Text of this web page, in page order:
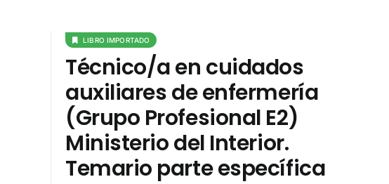
LIBRO IMPORTADO
Técnico/a en cuidados
auxiliares de enfermería
(Grupo Profesional E2)
Ministerio del Interior.
Temario parte específica